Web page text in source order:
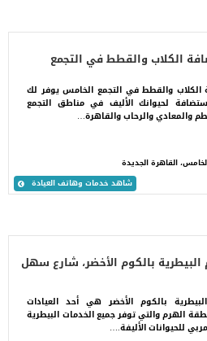
شاهد خدمات وهاتف العيادة
الكلاب والقطط في التجمع
والقطط في التجمع الخامس يوفر لك
لحيوانك الأليف في مناطق التجمع
والمعادي والرحاب والقاهرة…
القاهرة الجديدة
البيطرية بالكوم الأخضر، شارع سهل
بالكوم الأخضر هي أحد العيادات
الهرم والتي توفر جميع الخدمات البيطرية
للحيوانات الأليفة.…